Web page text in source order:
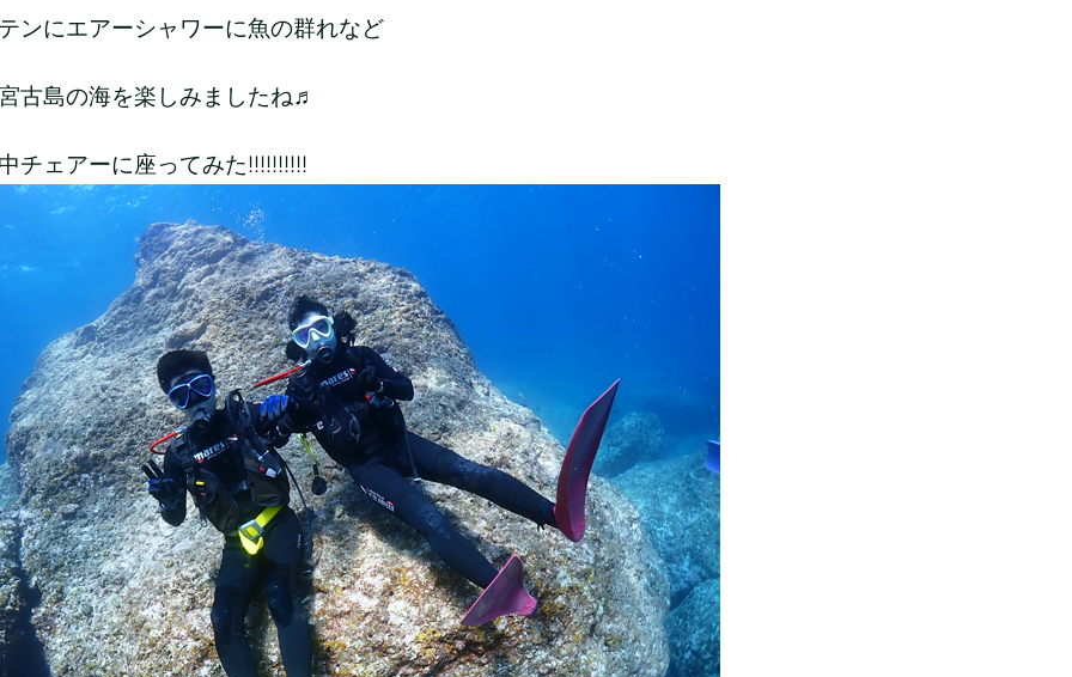
ンにエアーシャワーに魚の群れなど
古島の海を楽しみましたね♬
チェアーに座ってみた!!!!!!!!!!